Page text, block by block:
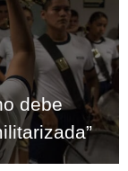
debe